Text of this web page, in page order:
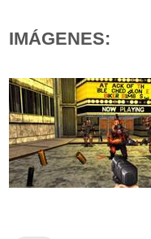
IMÁGENES: